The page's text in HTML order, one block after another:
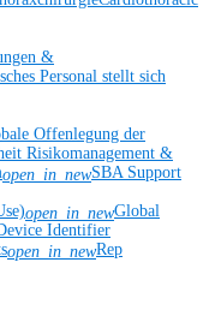
&
Personal stellt sich
Offenlegung der
Risikomanagement &
open_in_newSBA Support
open_in_newGlobal
Identifier
open_in_newRep